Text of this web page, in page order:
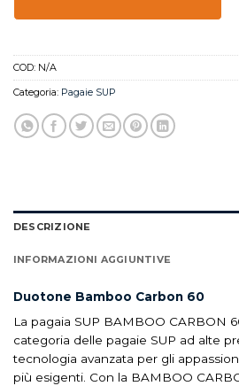
COD: N/A
Categoria: Pagaie SUP
DESCRIZIONE
INFORMAZIONI AGGIUNTIVE
Duotone Bamboo Carbon 60
La pagaia SUP BAMBOO CARBON
categoria delle pagaie SUP ad alte
tecnologia avanzata per gli
più esigenti. Con la BAMBOO